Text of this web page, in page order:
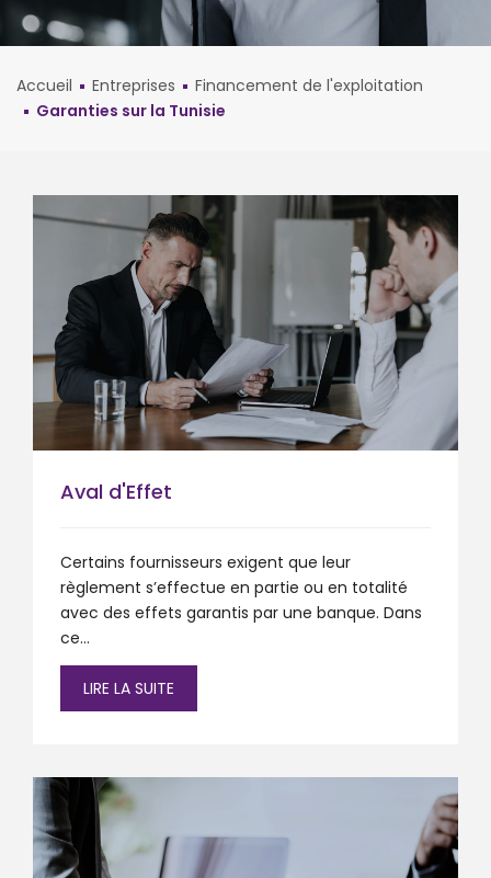
Accueil Entreprises
Financement de l'exploitation
Garanties sur la Tunisie
Aval d'Effet
Certains fournisseurs exigent que leur
règlement s’effectue en partie ou en totalité
avec des effets garantis par une banque. Dans
ce...
LIRE LA SUITE